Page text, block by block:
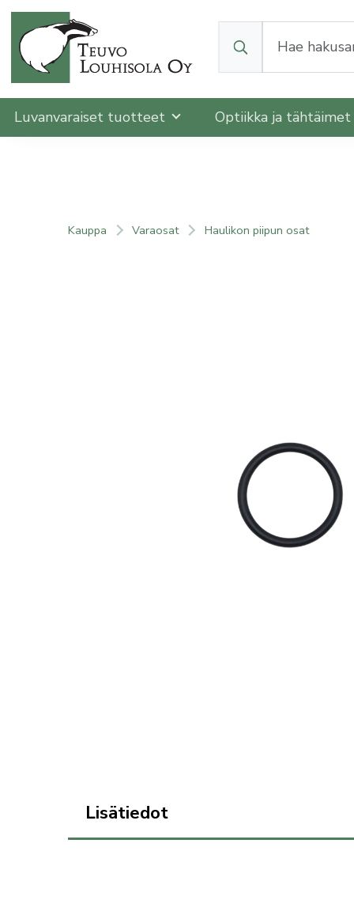
Luvanvaraiset tuotteet Optiikka ja tähtäimet
Kauppa Varaosat Haulikon piipun osat
Lisätiedot